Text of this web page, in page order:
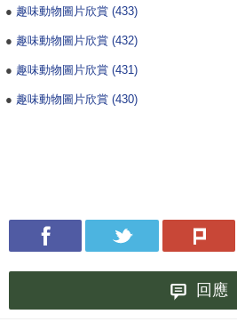
● 趣味動物圖片欣賞 (433)
● 趣味動物圖片欣賞 (432)
● 趣味動物圖片欣賞 (431)
● 趣味動物圖片欣賞 (430)
回應